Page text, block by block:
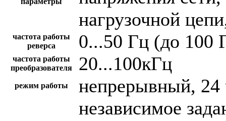
нагрузочной
частота работы
реверса
0...50 Гц (до 100
частота работы
преобразователя
20...100кГц
режим работы
непрерывный, 24
независимое